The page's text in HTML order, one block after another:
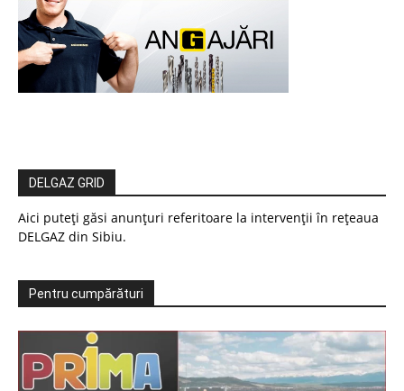
DELGAZ GRID
Aici puteți găsi anunțuri referitoare la intervenții în rețeaua
DELGAZ din Sibiu.
Pentru cumpărături